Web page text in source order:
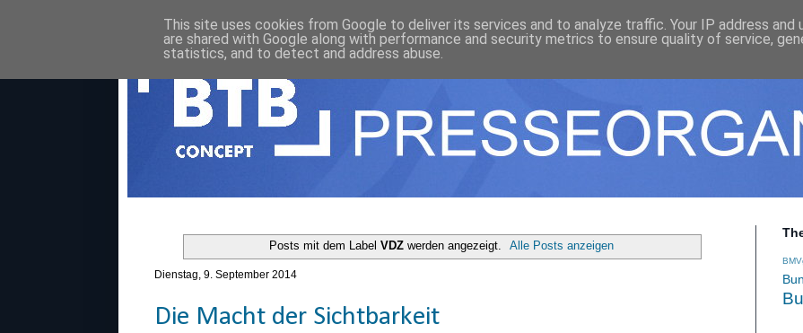
Posts mit dem Label VDZwerden angezeigt. Alle Posts anzeigen
Dienstag, 9. September 2014
Die Macht der Sichtbarkeit
This site uses cookies from Google to deliver its services and to analyze traffic. Your IP address and
are shared with Google along with performance and security metrics to ensure quality of service,
statistics, and to detect and address abuse.